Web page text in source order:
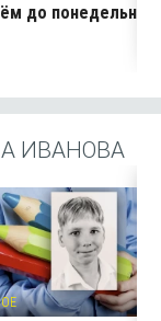
до
ИВАНОВА